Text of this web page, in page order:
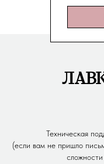
Техническая
(если вам не пришло